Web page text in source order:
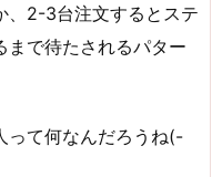
、2-3台注文するとステ
まで待たされるパター
って何なんだろうね(-